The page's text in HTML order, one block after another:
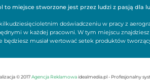
to miejsce stworzone jest przez ludzi z pasją dla
doświadczeniu w pracy z
w każdej pracowni. W tym miejscu
będziesz musiał wertować setek produktów
© 2017 Agencja Reklamowa idealmedia.pl - Profesjonalny